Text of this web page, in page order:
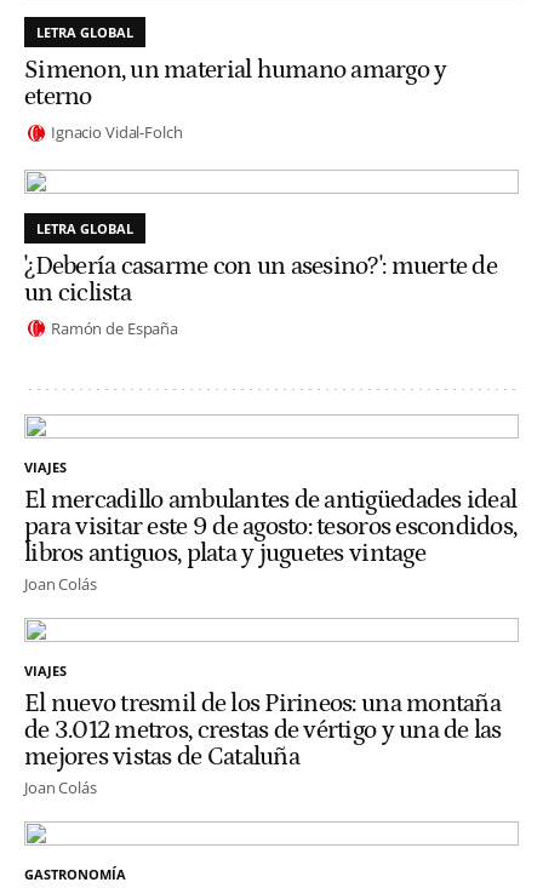
LETRA GLOBAL
Simenon, un material humano amargo y
eterno
Ignacio Vidal-Folch
LETRA GLOBAL
'¿Debería casarme con un asesino?': muerte de
un ciclista
Ramón de España
VIAJES
El mercadillo ambulantes de antigüedades ideal
para visitar este 9 de agosto: tesoros escondidos,
libros antiguos, plata y juguetes vintage
Joan Colás
VIAJES
El nuevo tresmil de los Pirineos: una montaña
de 3.012 metros, crestas de vértigo y una de las
mejores vistas de Cataluña
Joan Colás
GASTRONOMÍA